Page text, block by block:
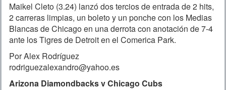
Maikel Cleto (3.24) lanzó dos tercios de entrada de 2 hits,
2 carreras limpias, un boleto y un ponche con los Medias
Blancas de Chicago en una derrota con anotación de 7-4
ante los Tigres de Detroit en el Comerica Park.
Por Alex Rodríguez
rodriguezalexandro@yahoo.es
Arizona Diamondbacks v Chicago Cubs